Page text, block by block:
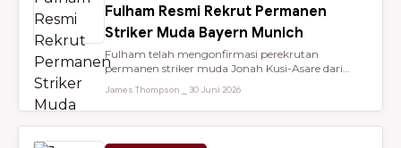
Fulham Resmi Rekrut Permanen
Striker Muda Bayern Munich
Fulham telah mengonfirmasi perekrutan
permanen striker muda Jonah Kusi-Asare dari
James Thompson ⎯ 30 Juni 2026